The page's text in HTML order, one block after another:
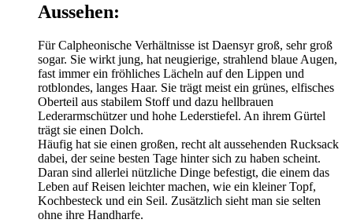
Aussehen:
Für Calpheonische Verhältnisse ist Daensyr groß, sehr groß
sogar. Sie wirkt jung, hat neugierige, strahlend blaue Augen,
fast immer ein fröhliches Lächeln auf den Lippen und
rotblondes, langes Haar. Sie trägt meist ein grünes, elfisches
Oberteil aus stabilem Stoff und dazu hellbrauen
Lederarmschützer und hohe Lederstiefel. An ihrem Gürtel
trägt sie einen Dolch.
Häufig hat sie einen großen, recht alt aussehenden Rucksack
dabei, der seine besten Tage hinter sich zu haben scheint.
Daran sind allerlei nützliche Dinge befestigt, die einem das
Leben auf Reisen leichter machen, wie ein kleiner Topf,
Kochbesteck und ein Seil. Zusätzlich sieht man sie selten
ohne ihre Handharfe.